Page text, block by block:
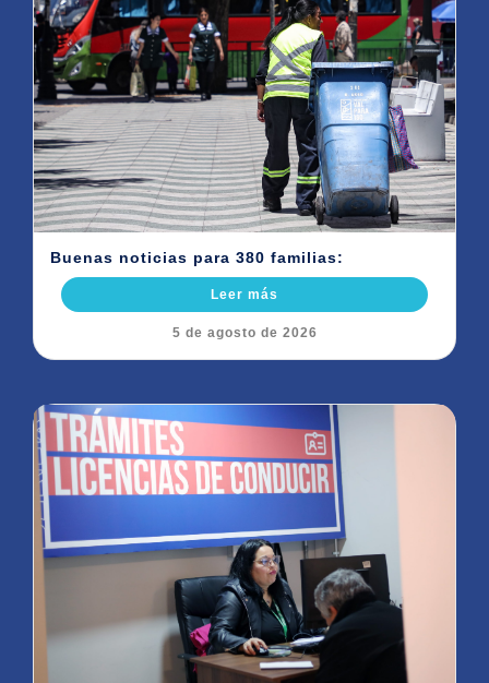
Buenas noticias para 380 familias:
Leer más
5 de agosto de 2026